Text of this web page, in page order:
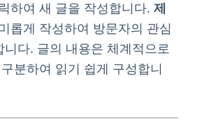
하여 새 글을 작성합니다. 제
롭게 작성하여 방문자의 관심
다. 글의 내용은 체계적으로
분하여 읽기 쉽게 구성합니